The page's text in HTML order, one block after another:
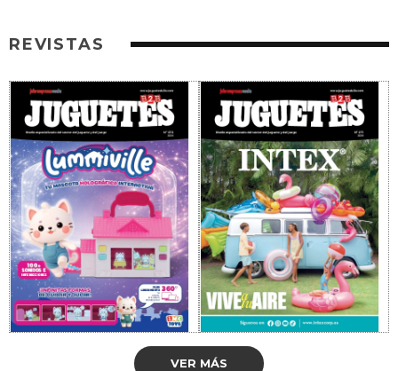
REVISTAS
VER MÁS